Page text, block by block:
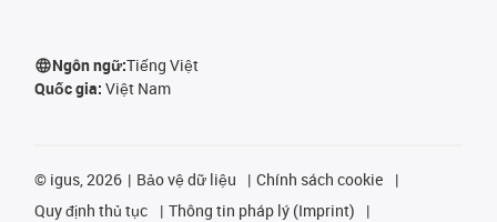
Ngôn ngữ:Tiếng Việt
Quốc gia: Việt Nam
© igus, 2026 Bảo vệ dữ liệu
Chính sách cookie
Quy định thủ tục
Thông tin pháp lý (Imprint)